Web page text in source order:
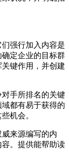
强行加入内容是
定企业的目标群
键作用，并创建
手所排名的关键
都有易于获得的
机会。
来源编写的内
。提供能帮助读